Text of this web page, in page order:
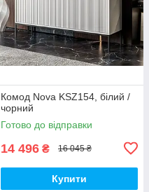
Комод Nova KSZ154, білий /
чорний
Готово до відправки
14 496 ₴ 16 045 ₴
Купити